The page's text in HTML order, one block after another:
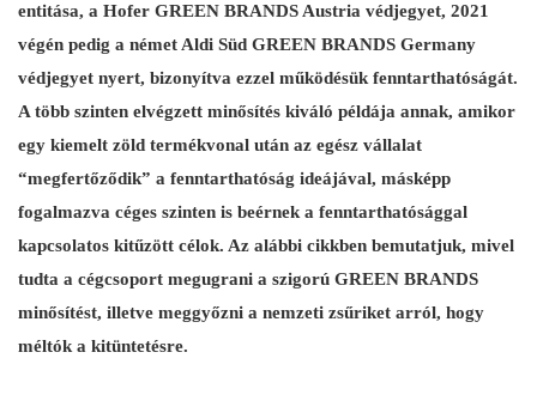
entitása, a Hofer GREEN BRANDS Austria védjegyet, 2021
végén pedig a német Aldi Süd GREEN BRANDS Germany
védjegyet nyert, bizonyítva ezzel működésük fenntarthatóságát.
A több szinten elvégzett minősítés kiváló példája annak, amikor
egy kiemelt zöld termékvonal után az egész vállalat
“megfertőződik” a fenntarthatóság ideájával, másképp
fogalmazva céges szinten is beérnek a fenntarthatósággal
kapcsolatos kitűzött célok. Az alábbi cikkben bemutatjuk, mivel
tudta a cégcsoport megugrani a szigorú GREEN BRANDS
minősítést, illetve meggyőzni a nemzeti zsűriket arról, hogy
méltók a kitüntetésre.